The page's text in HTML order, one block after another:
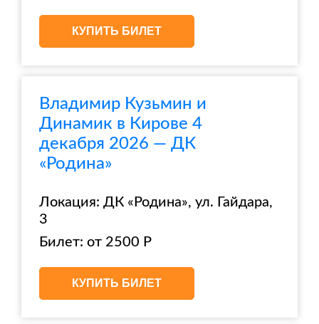
КУПИТЬ БИЛЕТ
Владимир Кузьмин и
Динамик в Кирове 4
декабря 2026 — ДК
«Родина»
Локация: ДК «Родина», ул. Гайдара,
3
Билет: от 2500 Р
КУПИТЬ БИЛЕТ